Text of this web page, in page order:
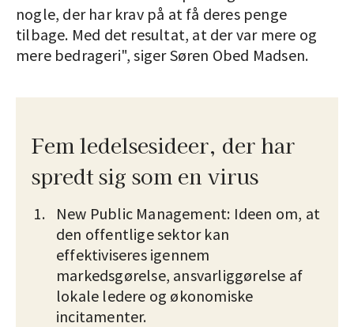
nogle, der har krav på at få deres penge
tilbage. Med det resultat, at der var mere og
mere bedrageri", siger Søren Obed Madsen.
Fem ledelsesideer, der har
spredt sig som en virus
New Public Management: Ideen om, at
den offentlige sektor kan
effektiviseres igennem
markedsgørelse, ansvarliggørelse af
lokale ledere og økonomiske
incitamenter.